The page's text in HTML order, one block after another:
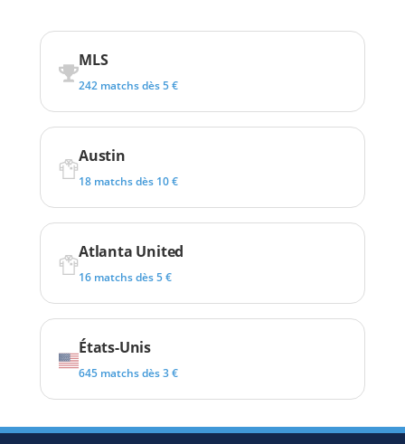
MLS
242 matchs dès 5 €
Austin
18 matchs dès 10 €
Atlanta United
16 matchs dès 5 €
États-Unis
645 matchs dès 3 €